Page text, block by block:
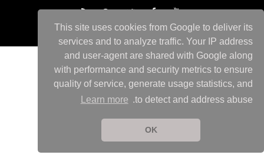
This site uses cookies from Google to deliver its
services and to analyze traffic. Your IP address
and user-agent are shared with Google along
with performance and security metrics to ensure
quality of service, generate usage statistics, and
to detect and address abuse.
Learn more
OK